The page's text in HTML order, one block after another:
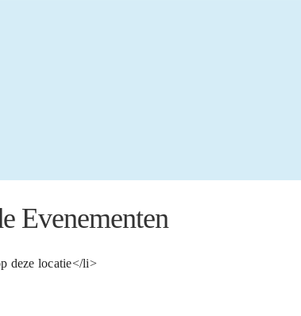
Evenementen
deze locatie</li>